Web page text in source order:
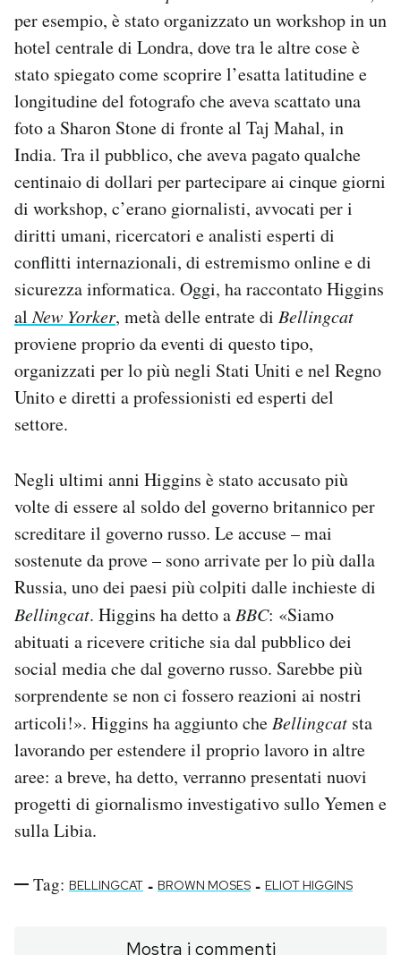
per esempio, è stato organizzato un workshop in un
hotel centrale di Londra, dove tra le altre cose è
stato spiegato come scoprire l’esatta latitudine e
longitudine del fotografo che aveva scattato una
foto a Sharon Stone di fronte al Taj Mahal, in
India. Tra il pubblico, che aveva pagato qualche
centinaio di dollari per partecipare ai cinque giorni
di workshop, c’erano giornalisti, avvocati per i
diritti umani, ricercatori e analisti esperti di
conflitti internazionali, di estremismo online e di
sicurezza informatica. Oggi, ha raccontato Higgins
alNew Yorker, metà delle entrate di Bellingcat
proviene proprio da eventi di questo tipo,
organizzati per lo più negli Stati Uniti e nel Regno
Unito e diretti a professionisti ed esperti del
settore.
Negli ultimi anni Higgins è stato accusato più
volte di essere al soldo del governo britannico per
screditare il governo russo. Le accuse – mai
sostenute da prove – sono arrivate per lo più dalla
Russia, uno dei paesi più colpiti dalle inchieste di
Bellingcat. Higgins ha detto aBBC: «Siamo
abituati a ricevere critiche sia dal pubblico dei
social media che dal governo russo. Sarebbe più
sorprendente se non ci fossero reazioni ai nostri
articoli!». Higgins ha aggiunto cheBellingcat sta
lavorando per estendere il proprio lavoro in altre
aree: a breve, ha detto, verranno presentati nuovi
progetti di giornalismo investigativo sullo Yemen e
sulla Libia.
Tag: BELLINGCAT - BROWN MOSES - ELIOT HIGGINS
Mostra i commenti